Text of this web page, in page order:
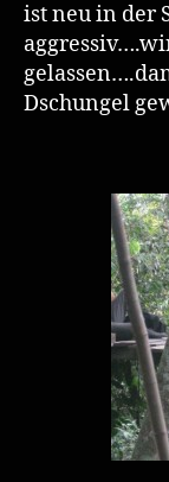
ist neu in der
Dschungel